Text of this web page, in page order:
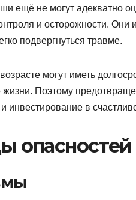
ещё не могут адекватно
и осторожности. Они
подвергнуться травме.
могут иметь
жизни. Поэтому
инвестирование в